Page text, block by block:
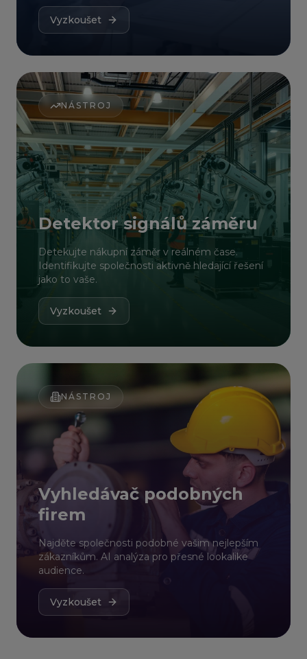
Vyzkoušet
NÁSTROJ
Detektor signálů záměru
Detekujte nákupní záměr v reálném čase.
Identifikujte společnosti aktivně hledající řešení
jako to vaše.
Vyzkoušet
NÁSTROJ
Vyhledávač podobných
firem
Najděte společnosti podobné vašim nejlepším
zákazníkům. AI analýza pro přesné lookalike
audience.
Vyzkoušet